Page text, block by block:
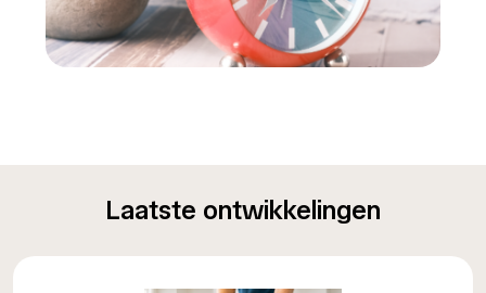
Laatste ontwikkelingen